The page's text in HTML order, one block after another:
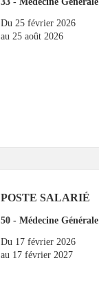
Du 25 février 2026
au 25 août 2026
POSTE SALARIÉ
50 - Médecine Générale
Du 17 février 2026
au 17 février 2027